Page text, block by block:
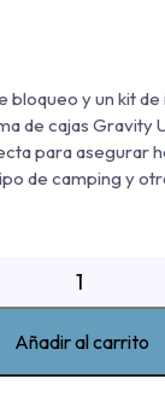
bloqueo y un kit
de cajas Gravity
para asegurar
de camping y
Añadir al carrito